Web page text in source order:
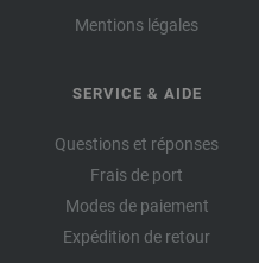
Mentions légales
SERVICE & AIDE
Questions et réponses
Frais de port
Modes de paiement
Expédition de retour